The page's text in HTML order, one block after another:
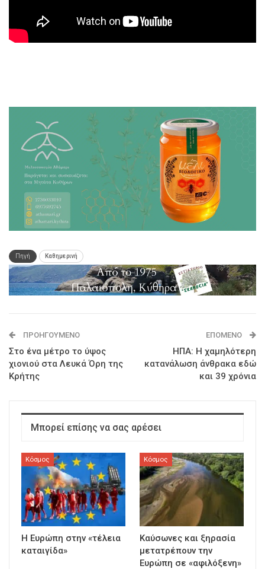
Πηγή Καθημερινή
ΠΡΟΗΓΟΎΜΕΝΟ
Στο ένα μέτρο το ύψος
χιονιού στα Λευκά Όρη της
Κρήτης
ΕΠΌΜΕΝΟ
ΗΠΑ: Η χαμηλότερη
κατανάλωση άνθρακα εδώ
και 39 χρόνια
Μπορεί επίσης να σας αρέσει
Κόσμος
Η Ευρώπη στην «τέλεια
καταιγίδα»
Κόσμος
Καύσωνες και ξηρασία
μετατρέπουν την
Ευρώπη σε «αφιλόξενη»